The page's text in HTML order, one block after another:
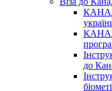
до